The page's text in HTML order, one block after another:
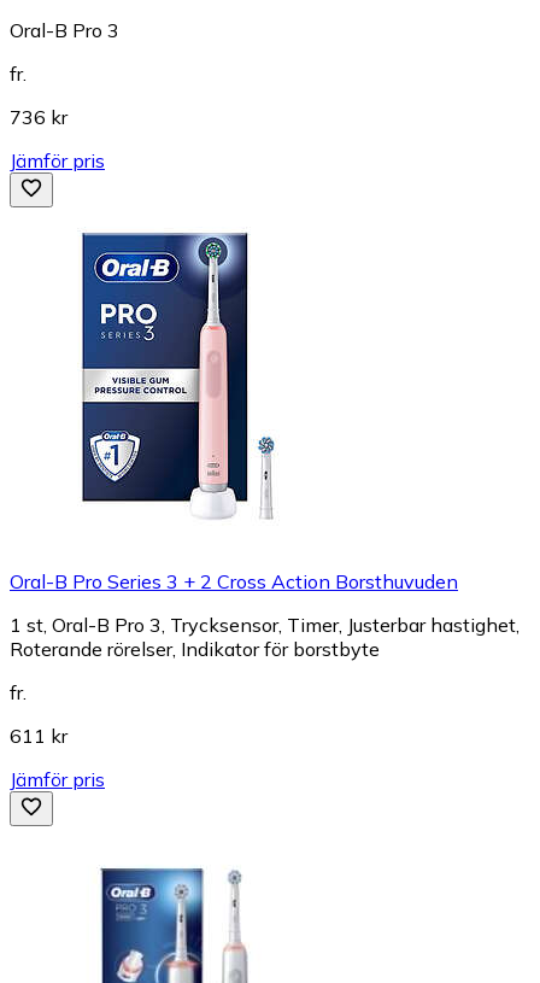
Oral-B Pro 3
fr.
736 kr
Jämför pris
Oral-B Pro Series 3 + 2 Cross Action Borsthuvuden
1 st, Oral-B Pro 3, Trycksensor, Timer, Justerbar hastighet,
Roterande rörelser, Indikator för borstbyte
fr.
611 kr
Jämför pris